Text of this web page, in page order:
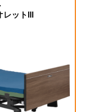
レットIII